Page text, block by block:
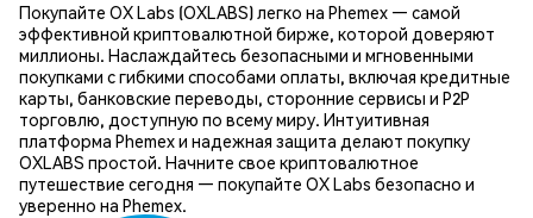
Покупайте OX Labs (OXLABS) легко на Phemex — самой
эффективной криптовалютной бирже, которой доверяют
миллионы. Наслаждайтесь безопасными и мгновенными
покупками с гибкими способами оплаты, включая кредитные
карты, банковские переводы, сторонние сервисы и P2P
торговлю, доступную по всему миру. Интуитивная
платформа Phemex и надежная защита делают покупку
OXLABS простой. Начните свое криптовалютное
путешествие сегодня — покупайте OX Labs безопасно и
уверенно на Phemex.